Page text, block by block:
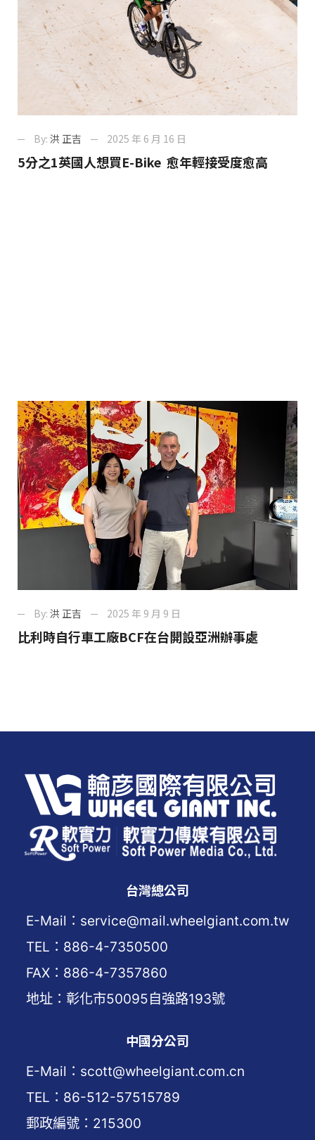
By: 洪 正吉 2025 年 6 月 16 日
5分之1英國人想買E-Bike 愈年輕接受度愈高
By: 洪 正吉 2025 年 9 月 9 日
比利時自行車工廠BCF在台開設亞洲辦事處
台灣總公司
E-Mail：service@mail.wheelgiant.com.tw
TEL：886-4-7350500
FAX：886-4-7357860
地址：彰化市50095自強路193號
中國分公司
E-Mail：scott@wheelgiant.com.cn
TEL：86-512-57515789
郵政編號：215300